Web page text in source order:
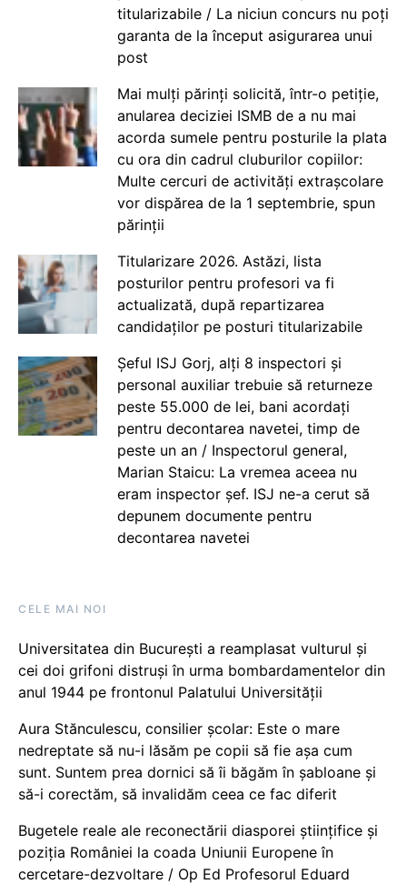
titularizabile / La niciun concurs nu poți
garanta de la început asigurarea unui
post
Mai mulți părinți solicită, într-o petiție,
anularea deciziei ISMB de a nu mai
acorda sumele pentru posturile la plata
cu ora din cadrul cluburilor copiilor:
Multe cercuri de activități extrașcolare
vor dispărea de la 1 septembrie, spun
părinții
Titularizare 2026. Astăzi, lista
posturilor pentru profesori va fi
actualizată, după repartizarea
candidaților pe posturi titularizabile
Șeful ISJ Gorj, alți 8 inspectori și
personal auxiliar trebuie să returneze
peste 55.000 de lei, bani acordați
pentru decontarea navetei, timp de
peste un an / Inspectorul general,
Marian Staicu: La vremea aceea nu
eram inspector șef. ISJ ne-a cerut să
depunem documente pentru
decontarea navetei
CELE MAI NOI
Universitatea din București a reamplasat vulturul și
cei doi grifoni distruși în urma bombardamentelor din
anul 1944 pe frontonul Palatului Universității
Aura Stănculescu, consilier școlar: Este o mare
nedreptate să nu-i lăsăm pe copii să fie așa cum
sunt. Suntem prea dornici să îi băgăm în șabloane și
să-i corectăm, să invalidăm ceea ce fac diferit
Bugetele reale ale reconectării diasporei științifice și
poziția României la coada Uniunii Europene în
cercetare-dezvoltare / Op Ed Profesorul Eduard